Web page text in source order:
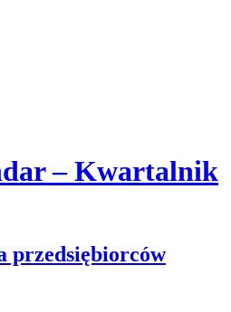
– Kwartalnik
przedsiębiorców